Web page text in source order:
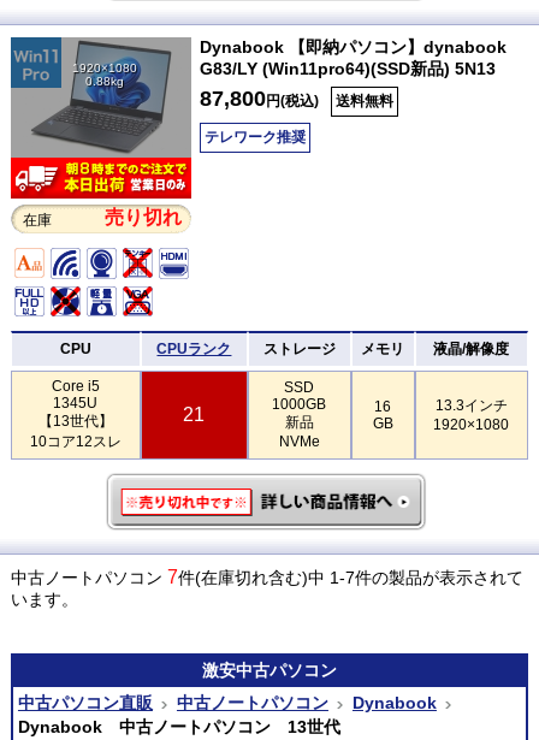
1920×1080
0.88kg
在庫 売り切れ
Dynabook 【即納パソコン】dynabook
G83/LY (Win11pro64)(SSD新品) 5N13
87,800円(税込) 送料無料
テレワーク推奨
CPU CPUランク ストレージ メモリ 液晶/解像度
Core i5
1345U
【13世代】
10コア12スレ
21
SSD
1000GB
新品
NVMe
16
GB
13.3インチ
1920×1080
中古ノートパソコン 7件(在庫切れ含む)中 1-7件の製品が表示されて
います。
激安中古パソコン
中古パソコン直販
中古ノートパソコン
Dynabook
Dynabook 中古ノートパソコン 13世代